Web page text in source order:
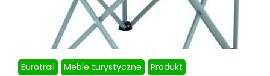
Eurotrail Meble turystyczne Produkt